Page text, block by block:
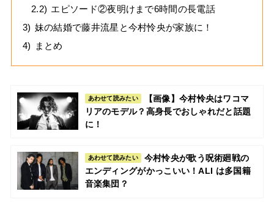
2.2) エピソード②夜明けまで6時間の長電話
3) 妹の結婚で藤井流星と今村怜央が家族に！
4)
まとめ
あわせて読みたい
【画像】今村怜央はワコマ
リアのモデル？高身長でおしゃれだと話題
に！
あわせて読みたい
今村怜央が歌う呪術廻戦の
エンディングがかっこいい！ALI は多国籍
音楽集団？